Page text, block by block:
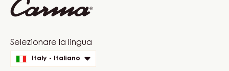
Website
quick
Selezionare la lingua
Italy - Italiano